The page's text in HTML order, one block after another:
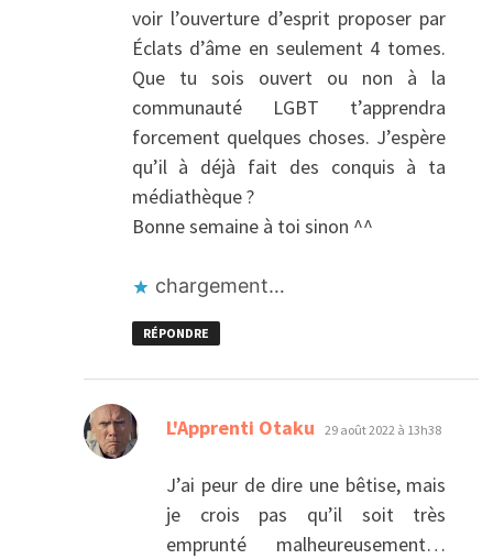
voir l’ouverture d’esprit proposer par
Éclats d’âme en seulement 4 tomes.
Que tu sois ouvert ou non à la
communauté LGBT t’apprendra
forcement quelques choses. J’espère
qu’il à déjà fait des conquis à ta
médiathèque ?
Bonne semaine à toi sinon ^^
chargement…
RÉPONDRE
L'Apprenti Otaku dit :
29 août 2022 à 13h38
J’ai peur de dire une bêtise, mais
je crois pas qu’il soit très
emprunté malheureusement…